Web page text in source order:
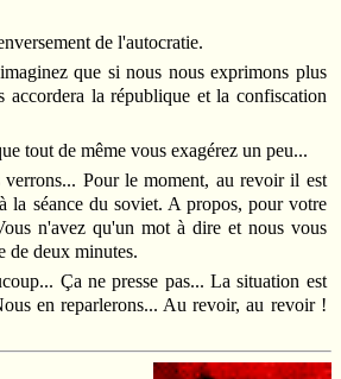
de l'autocratie.
que si nous nous exprimons plus
accordera la république et la confiscation
tout de même vous exagérez un peu...
verrons... Pour le moment, au revoir il est
la séance du soviet. A propos, pour votre
n'avez qu'un mot à dire et nous vous
de deux minutes.
Ça ne presse pas... La situation est
en reparlerons... Au revoir, au revoir !